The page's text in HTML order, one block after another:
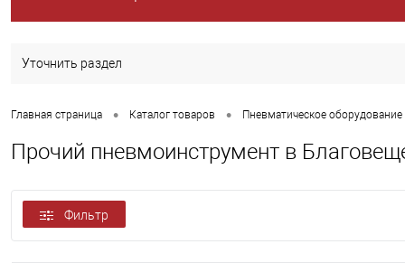
Уточнить раздел
Главная страница • Каталог товаров • Пневматическое оборудование
Прочий пневмоинструмент в
Фильтр